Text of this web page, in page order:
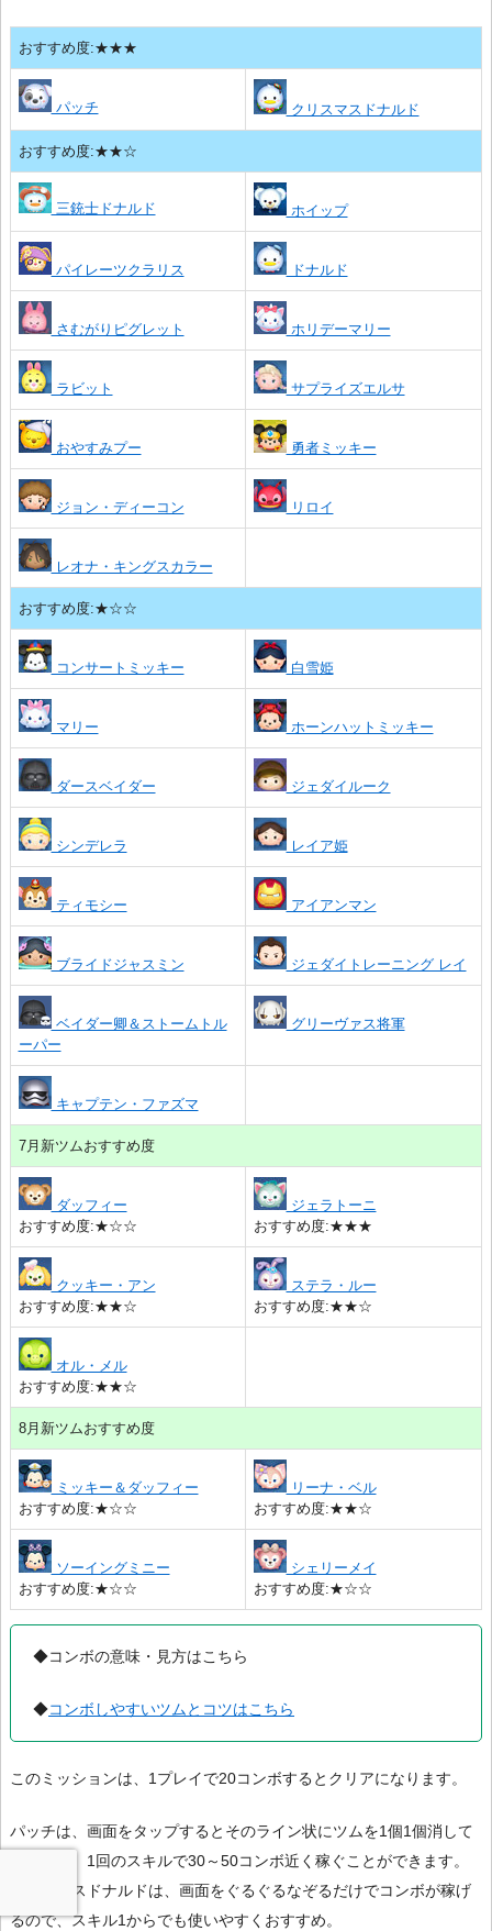
おすすめ度:★★★
パッチ クリスマスドナルド
おすすめ度:★★☆
三銃士ドナルド ホイップ
パイレーツクラリス ドナルド
さむがりピグレット ホリデーマリー
ラビット サプライズエルサ
おやすみプー 勇者ミッキー
ジョン・ディーコン リロイ
レオナ・キングスカラー
おすすめ度:★☆☆
コンサートミッキー 白雪姫
マリー ホーンハットミッキー
ダースベイダー ジェダイルーク
シンデレラ レイア姫
ティモシー アイアンマン
ブライドジャスミン ジェダイトレーニング レイ
ベイダー卿＆ストームトル
ーパー
グリーヴァス将軍
キャプテン・ファズマ
7月新ツムおすすめ度
ダッフィー
おすすめ度:★☆☆
ジェラトーニ
おすすめ度:★★★
クッキー・アン
おすすめ度:★★☆
ステラ・ルー
おすすめ度:★★☆
オル・メル
おすすめ度:★★☆
8月新ツムおすすめ度
ミッキー＆ダッフィー
おすすめ度:★☆☆
リーナ・ベル
おすすめ度:★★☆
ソーイングミニー
おすすめ度:★☆☆
シェリーメイ
おすすめ度:★☆☆
◆コンボの意味・見方はこちら
◆コンボしやすいツムとコツはこちら
このミッションは、1プレイで20コンボするとクリアになります。
パッチは、画面をタップするとそのライン状にツムを1個1個消して
いくので、1回のスキルで30～50コンボ近く稼ぐことができます。
クリスマスドナルドは、画面をぐるぐるなぞるだけでコンボが稼げ
るので、スキル1からでも使いやすくおすすめ。